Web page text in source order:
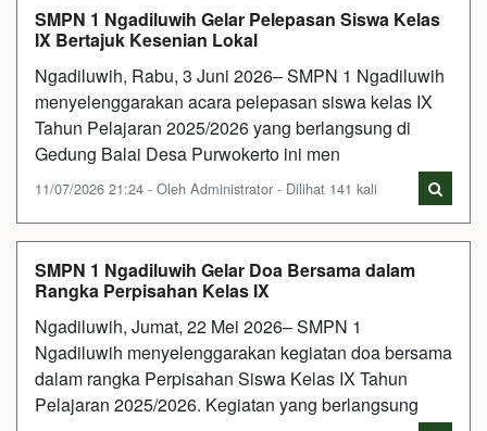
SMPN 1 Ngadiluwih Gelar Pelepasan Siswa Kelas
IX Bertajuk Kesenian Lokal
Ngadiluwih, Rabu, 3 Juni 2026– SMPN 1 Ngadiluwih
menyelenggarakan acara pelepasan siswa kelas IX
Tahun Pelajaran 2025/2026 yang berlangsung di
Gedung Balai Desa Purwokerto ini men
11/07/2026 21:24 - Oleh Administrator - Dilihat 141 kali
SMPN 1 Ngadiluwih Gelar Doa Bersama dalam
Rangka Perpisahan Kelas IX
Ngadiluwih, Jumat, 22 Mei 2026– SMPN 1
Ngadiluwih menyelenggarakan kegiatan doa bersama
dalam rangka Perpisahan Siswa Kelas IX Tahun
Pelajaran 2025/2026. Kegiatan yang berlangsung